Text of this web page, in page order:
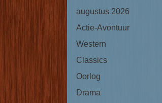
augustus 2026
Actie-Avontuur
Western
Classics
Oorlog
Drama